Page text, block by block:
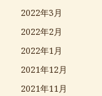
2022年3月
2022年2月
2022年1月
2021年12月
2021年11月